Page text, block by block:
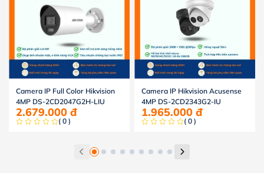
Camera IP Full Color Hikvision
4MP DS-2CD2047G2H-LIU
2.679.000 đ
( 0 )
Camera IP Hikvision Acusense
4MP DS-2CD2343G2-IU
1.965.000 đ
( 0 )